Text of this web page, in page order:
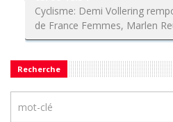
Cyclisme: Demi Vollering
de France Femmes, Marlen
Recherche